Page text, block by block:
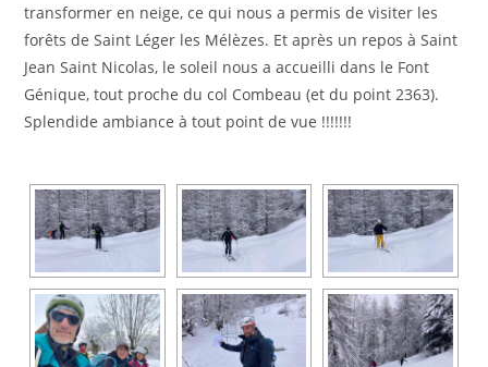
transformer en neige, ce qui nous a permis de visiter les
forêts de Saint Léger les Mélèzes. Et après un repos à Saint
Jean Saint Nicolas, le soleil nous a accueilli dans le Font
Génique, tout proche du col Combeau (et du point 2363).
Splendide ambiance à tout point de vue !!!!!!!